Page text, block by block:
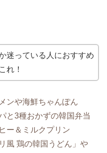
迷っている人におすすめ
れ！
ンや海鮮ちゃんぽん
と3種おかずの韓国弁当
ー＆ミルクプリン
風 鶏の韓国うどん」や